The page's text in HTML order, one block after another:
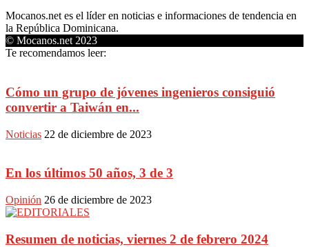
Mocanos.net es el líder en noticias e informaciones de tendencia en
la República Dominicana.
© Mocanos.net 2023
Te recomendamos leer:
Cómo un grupo de jóvenes ingenieros consiguió
convertir a Taiwán en...
Noticias 22 de diciembre de 2023
En los últimos 50 años, 3 de 3
Opinión 26 de diciembre de 2023
Resumen de noticias, viernes 2 de febrero 2024